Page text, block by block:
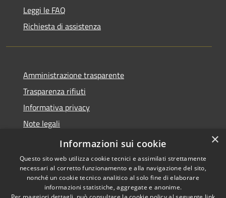
Leggi le FAQ
Richiesta di assistenza
Amministrazione trasparente
Trasparenza rifiuti
Informativa privacy
Note legali
Dichiarazione di accessibilità
Copyright © 2026 • Città di
×
Informazioni sui cookie
Questo sito web utilizza cookie tecnici e assimilati strettamente
necessari al corretto funzionamento e alla navigazione del sito,
nonché un cookie tecnico analitico al solo fine di elaborare
informazioni statistiche, aggregate e anonime.